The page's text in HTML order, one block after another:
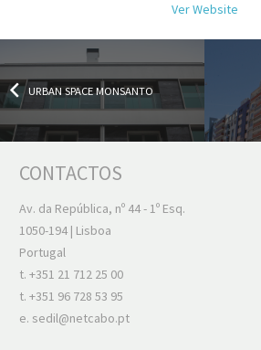
Ver Website
URBAN SPACE MONSANTO
CONTACTOS
Av. da República, nº 44 - 1º Esq.
1050-194 | Lisboa
Portugal
t. +351 21 712 25 00
t. +351 96 728 53 95
e. sedil@netcabo.pt